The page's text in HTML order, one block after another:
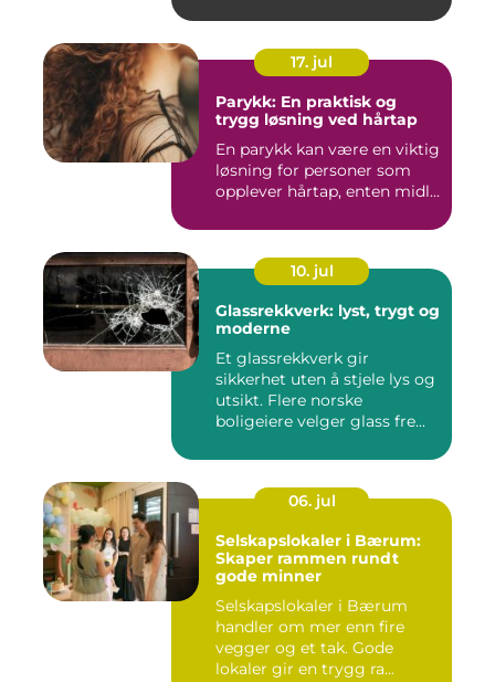
17. jul
Parykk: En praktisk og
trygg løsning ved hårtap
En parykk kan være en viktig
løsning for personer som
opplever hårtap, enten midl...
10. jul
Glassrekkverk: lyst, trygt og
moderne
Et glassrekkverk gir
sikkerhet uten å stjele lys og
utsikt. Flere norske
boligeiere velger glass fre...
06. jul
Selskapslokaler i Bærum:
Skaper rammen rundt
gode minner
Selskapslokaler i Bærum
handler om mer enn fire
vegger og et tak. Gode
lokaler gir en trygg ra...